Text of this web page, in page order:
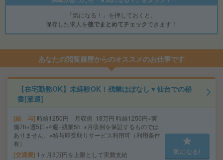
「気になる！」を押しておくと、
保存した求人を後でまとめてチェックできます！
あなたの閲覧履歴からのオススメのお仕事です
【在宅勤務OK】未経験OK！残業ほぼなし▼仙台での秘
書[派遣]
給 与 時給1250円 月収例 18万円 時給1250円×実
働7h×週5日×4週+残業5h ※月収例を保証するものでは
ありません。※給与即受取りサービス利用可（利用条件
有）
交通費 1ヶ月3万円を上限として実費支給 気になる!